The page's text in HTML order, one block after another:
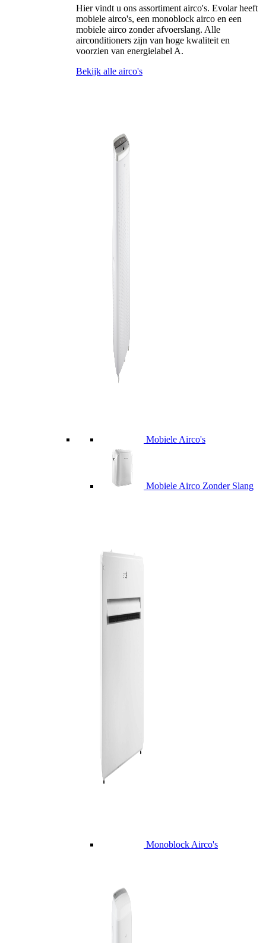
Hier vindt u ons assortiment airco's. Evolar heeft
mobiele airco's, een monoblock airco en een
mobiele airco zonder afvoerslang. Alle
airconditioners zijn van hoge kwaliteit en
voorzien van energielabel A.
Bekijk alle airco's
Mobiele Airco's
Mobiele Airco Zonder Slang
Monoblock Airco's